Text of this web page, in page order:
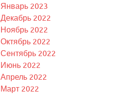
Январь 2023
Декабрь 2022
Ноябрь 2022
Октябрь 2022
Сентябрь 2022
Июнь 2022
Апрель 2022
Март 2022